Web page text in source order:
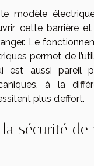
modèle
cette barrière
Le
permet de
est aussi pareil
à la
plus d’effort.
la sécurité de